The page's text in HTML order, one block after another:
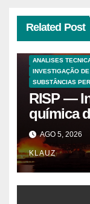
Related Post
ANALISES
INVESTIGAÇÃO
SUBSTÂNCIAS
RISP —
química
AGO 5, 2026
KLAUZ